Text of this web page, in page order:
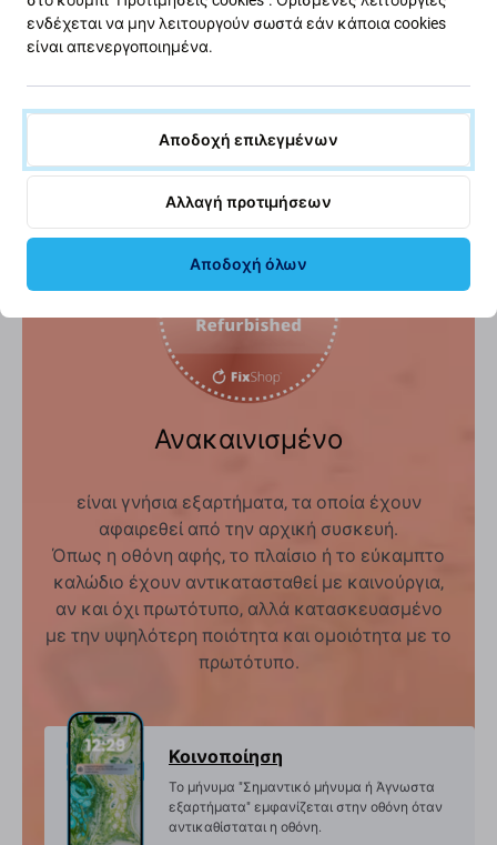
Το Face ID παραμένει
ανεπηρέαστο.
Κοινοποίηση
Ανακαινισμένο
είναι γνήσια εξαρτήματα, τα οποία έχουν
αφαιρεθεί από την αρχική συσκευή.
Όπως η οθόνη αφής, το πλαίσιο ή το εύκαμπτο
καλώδιο έχουν αντικατασταθεί με καινούργια,
αν και όχι πρωτότυπο, αλλά κατασκευασμένο
με την υψηλότερη ποιότητα και ομοιότητα με το
πρωτότυπο.
Κοινοποίηση
Το μήνυμα "Σημαντικό μήνυμα ή Άγνωστα
εξαρτήματα" εμφανίζεται στην οθόνη όταν
αντικαθίσταται η οθόνη.
ενδέχεται να μην λειτουργούν σωστά εάν κάποια cookies
είναι απενεργοποιημένα.
Αποδοχή επιλεγμένων
Αλλαγή προτιμήσεων
Αποδοχή όλων